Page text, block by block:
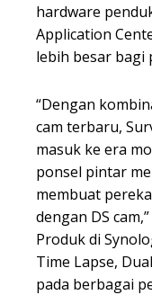
hardware
Application
lebih besar bagi
“Dengan
cam terbaru,
masuk ke era
ponsel pintar
membuat
dengan DS
Produk di
Time Lapse,
pada berbagai